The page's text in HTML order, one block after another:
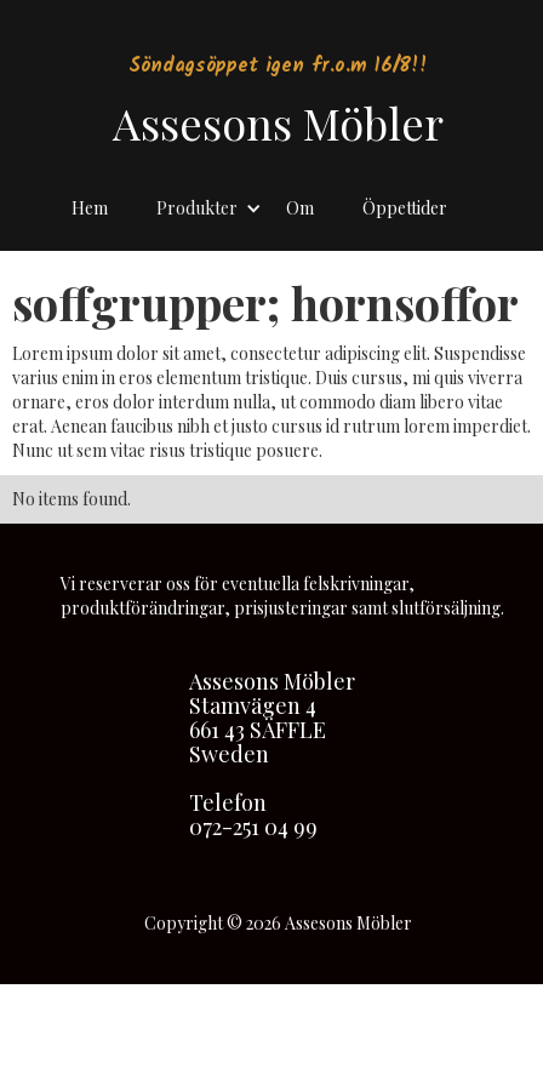
Söndagsöppet igen fr.o.m 16/8!!
Assesons Möbler
Hem Produkter Om Öppettider
soffgrupper; hornsoffor
Lorem ipsum dolor sit amet, consectetur adipiscing elit. Suspendisse
varius enim in eros elementum tristique. Duis cursus, mi quis viverra
ornare, eros dolor interdum nulla, ut commodo diam libero vitae
erat. Aenean faucibus nibh et justo cursus id rutrum lorem imperdiet.
Nunc ut sem vitae risus tristique posuere.
No items found.
Vi reserverar oss för eventuella felskrivningar,
produktförändringar, prisjusteringar samt slutförsäljning.
Assesons Möbler
Stamvägen 4
661 43 SÄFFLE
Sweden
Telefon
072-251 04 99
Copyright © 2026 Assesons Möbler